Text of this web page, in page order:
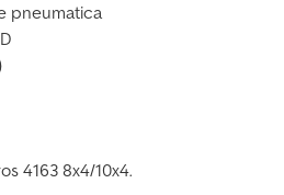
pneumatica
4163 8x4/10x4.